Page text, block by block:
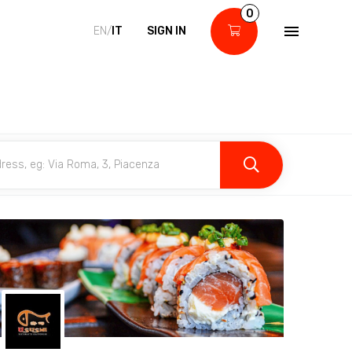
EN/ IT SIGN IN
0